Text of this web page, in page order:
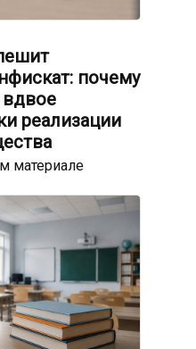
почему
реализации
материале